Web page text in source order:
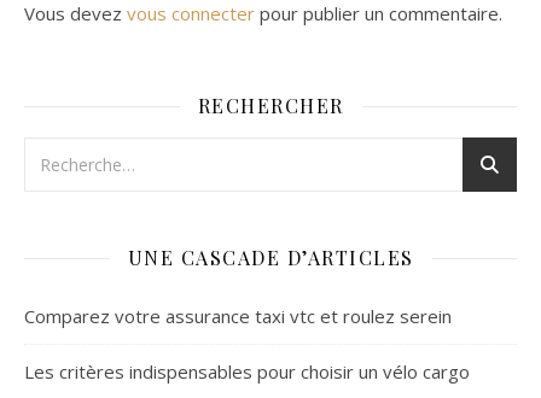
Vous devez vous connecter pour publier un commentaire.
RECHERCHER
UNE CASCADE D’ARTICLES
Comparez votre assurance taxi vtc et roulez serein
Les critères indispensables pour choisir un vélo cargo